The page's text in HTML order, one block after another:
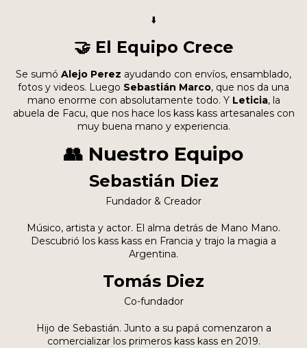
⬇️
🤝 El Equipo Crece
Se sumó Alejo Perez ayudando con envíos, ensamblado,
fotos y videos. Luego Sebastián Marco, que nos da una
mano enorme con absolutamente todo. Y Leticia, la
abuela de Facu, que nos hace los kass kass artesanales con
muy buena mano y experiencia.
👥 Nuestro Equipo
Sebastián Diez
Fundador & Creador
Músico, artista y actor. El alma detrás de Mano Mano.
Descubrió los kass kass en Francia y trajo la magia a
Argentina.
Tomás Diez
Co-fundador
Hijo de Sebastián. Junto a su papá comenzaron a
comercializar los primeros kass kass en 2019.